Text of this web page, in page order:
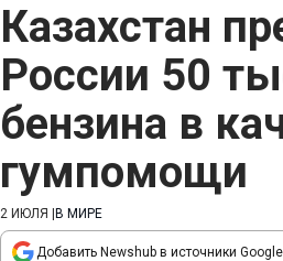
Казахстан
России 50
бензина в
гумпомощи
2 ИЮЛЯ В МИРЕ
Добавить Newshub в источники Google